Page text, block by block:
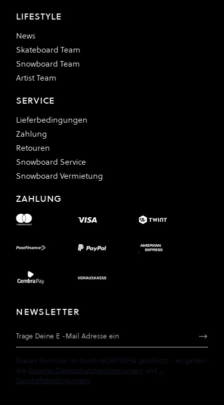
LIFESTYLE
News
Skateboard Team
Snowboard Team
Artist Team
SERVICE
Lieferbedingungen
Zahlung
Retouren
Snowboard Service
Snowboard Vermietung
ZAHLUNG
NEWSLETTER
Dieses Formular ist durch reCAPTCHA geschützt - es gelten
die Google-Datenschutzbestimmungen und -
Geschäftsbedingungen.